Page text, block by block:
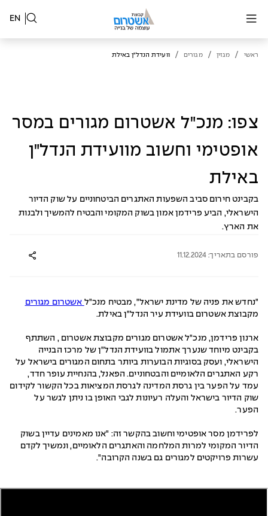
EN
ראשי / מגזין / מגורים / וועידת הנדל"ן באילת
צפו: מנכ"ל אשטרום מגורים במסר
אופטימי וחשוב מוועידת הנדל"ן
באילת
בקבינט חירום סביב השפעות האתגרים הביטחוניים על שוק הדיור
הישראלי, הביע פרידמן אמון בשוק המקומי והבטיח להמשיך ולבנות
את הארץ.
פורסם בתאריך: 11.12.2024
"נחדש את פניה של מדינת ישראל", מבטיח מנכ"ל אשטרום מגורים
מקבוצת אשטרום בוועידת עיר הנדל"ן באילת.
ארנון פרידמן, מנכ"ל אשטרום מגורים מקבוצת אשטרום , השתתף
בקבינט מיוחד שנערך אתמול בוועידת הנדל"ן של מרכז הבנייה
הישראלי, ועסק בסוגיות הבוערות ביותר בתחום המגורים בישראל על
רקע האתגרים הלאומיים והבטחוניים. הפאנל, בהנחיית עופר חדד,
עמד על הפער בין גרסת המדינה לגרסת המציאות בכל הקשור לקידום
שוק הדיור בישראל והעלה רעיונות לגבי האופן בו ניתן לגשר על
הפער.
לפרידמן מסר אופטימי וחשוב בהקשר זה: "אנו מאמינים עדיין בשוק
הדיור המקומי למרות המלחמה והאתגרים הלאומיים, ונמשיך לקדם
עשרות פרויקטים למגורים גם בשנה הקרובה".